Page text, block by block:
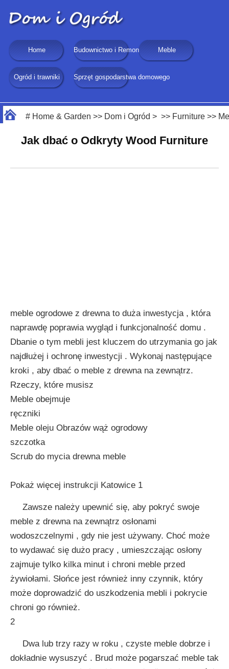
Home Budownictwo i Remonty Meble
Ogród i trawniki Sprzęt gospodarstwa domowego
# Home & Garden >> Dom i Ogród > >> Furniture >>
Jak dbać o Odkryty Wood Furniture
meble ogrodowe z drewna to duża inwestycja , która
naprawdę poprawia wygląd i funkcjonalność domu .
Dbanie o tym mebli jest kluczem do utrzymania go jak
najdłużej i ochronę inwestycji . Wykonaj następujące
kroki , aby dbać o meble z drewna na zewnątrz.
Rzeczy, które musisz
Meble obejmuje
ręczniki
Meble oleju Obrazów wąż ogrodowy
szczotka
Scrub do mycia drewna meble
Pokaż więcej instrukcji Katowice 1
Zawsze należy upewnić się, aby pokryć swoje
meble z drewna na zewnątrz osłonami
wodoszczelnymi , gdy nie jest używany. Choć może
to wydawać się dużo pracy , umieszczając osłony
zajmuje tylko kilka minut i chroni meble przed
żywiołami. Słońce jest również inny czynnik, który
może doprowadzić do uszkodzenia mebli i pokrycie
chroni go również.
2
Dwa lub trzy razy w roku , czyste meble dobrze i
dokładnie wysuszyć . Brud może pogarszać meble tak